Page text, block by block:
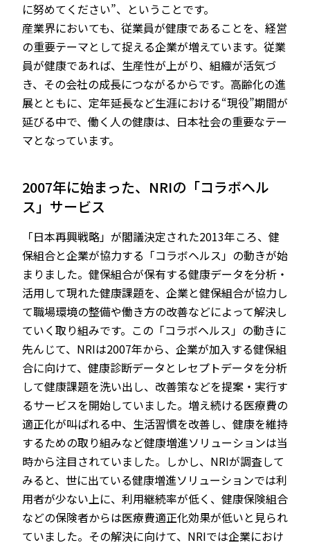
に努めてください”、ということです。
産業界においても、従業員が健康であることを、経営
の重要テーマとして捉える企業が増えています。従業
員が健康であれば、生産性が上がり、組織が活気づ
き、その会社の成長につながるからです。高齢化の進
展とともに、定年延長など生涯における“現役”期間が
延びる中で、働く人の健康は、日本社会の重要なテー
マとなっています。
2007年に始まった、NRIの「コラボヘル
ス」サービス
「日本再興戦略」が閣議決定された2013年ころ、健
保組合と企業が協力する「コラボヘルス」の動きが始
まりました。健保組合が保有する健康データを分析・
活用して現れた健康課題を、企業と健保組合が協力し
て職場環境の整備や働き方の改善などによって解決し
ていく取り組みです。この「コラボヘルス」の動きに
先んじて、NRIは2007年から、企業が加入する健保組
合に向けて、健康診断データとレセプトデータを分析
して健康課題を洗い出し、改善策などを提案・実行す
るサービスを開始していました。増え続ける医療費の
適正化が叫ばれる中、生活習慣を改善し、健康を維持
するための取り組みなど健康増進ソリューションは当
時から注目されていました。しかし、NRIが調査して
みると、世に出ている健康増進ソリューションでは利
用者が少ない上に、利用継続率が低く、健康保険組合
などの保険者からは医療費適正化効果が低いと見られ
ていました。その解決に向けて、NRIでは企業におけ